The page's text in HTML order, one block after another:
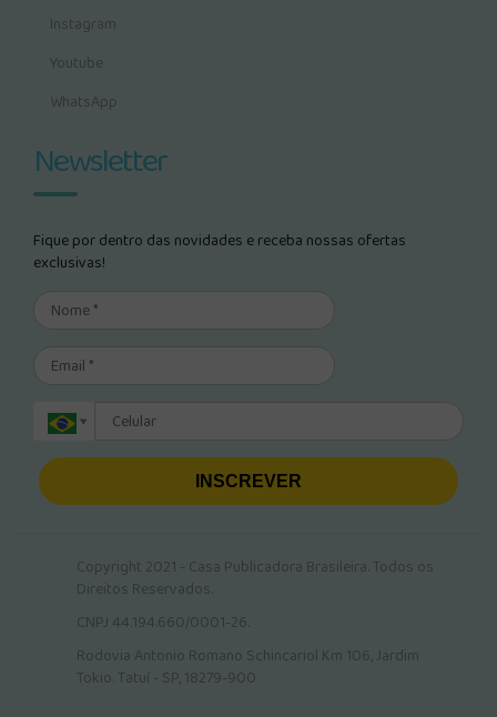
Instagram
Youtube
WhatsApp
Newsletter
Fique por dentro das novidades e receba nossas ofertas
exclusivas!
INSCREVER
Copyright 2021 - Casa Publicadora Brasileira. Todos os
Direitos Reservados.
CNPJ 44.194.660/0001-26.
Rodovia Antonio Romano Schincariol Km 106, Jardim
Tokio. Tatuí - SP, 18279-900